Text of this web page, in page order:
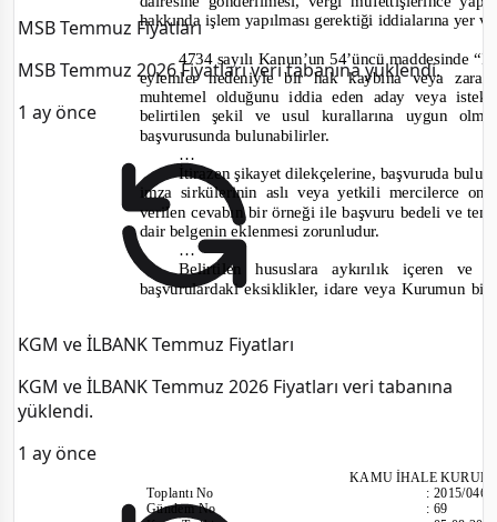
MSB Temmuz Fiyatları
MSB Temmuz 2026 Fiyatları veri tabanına yüklendi.
1 ay önce
KGM ve İLBANK Temmuz Fiyatları
KGM ve İLBANK Temmuz 2026 Fiyatları veri tabanına
yüklendi.
1 ay önce
hakkında işlem yapılması gerektiği iddialarına yer
4734 sayılı Kanun’un 54’üncü maddesinde “
eylemler nedeniyle bir hak kaybına veya
muhtemel olduğunu iddia eden aday veya
belirtilen şekil ve usul kurallarına uygun
başvurusunda bulunabilirler.
…
İtirazen şikayet dilekçelerine, başvuruda
imza sirkülerinin aslı veya yetkili mercilerce
verilen cevabın bir örneği ile başvuru bedeli ve
dair belgenin eklenmesi zorunludur.
…
Belirtilen hususlara aykırılık içeren
başvurulardaki eksiklikler, idare veya Kurumun
KAMU İHALE
Toplantı No
Gündem No
:2015/046
:69